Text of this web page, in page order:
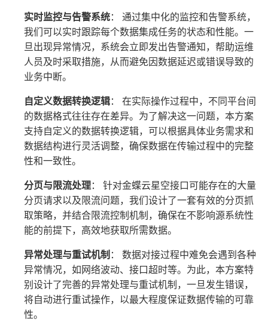
实时监控与告警系统： 通过集中化的监控和告警系统，
我们可以实时跟踪每个数据集成任务的状态和性能。一
旦出现异常情况，系统会立即发出告警通知，帮助运维
人员及时采取措施，从而避免因数据延迟或错误导致的
业务中断。
自定义数据转换逻辑： 在实际操作过程中，不同平台间
的数据格式往往存在差异。为了解决这一问题，本方案
支持自定义的数据转换逻辑，可以根据具体业务需求和
数据结构进行灵活调整，确保数据在传输过程中的完整
性和一致性。
分页与限流处理： 针对金蝶云星空接口可能存在的大量
分页请求以及限流问题，我们设计了一套有效的分页抓
取策略，并结合限流控制机制，确保在不影响源系统性
能的前提下，高效地获取所需数据。
异常处理与重试机制： 数据对接过程中难免会遇到各种
异常情况，如网络波动、接口超时等。为此，本方案特
别设计了完善的异常处理与重试机制，一旦发生错误，
将自动进行重试操作，以最大程度保证数据传输的可靠
性。